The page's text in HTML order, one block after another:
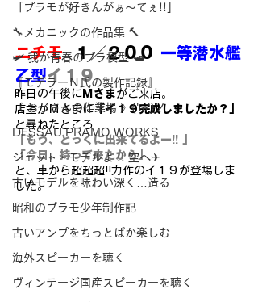
「プラモが好きんがぁ～てぇ!!」
🔧メカニックの作品集 🔨
🛩 我が青春のプラ模型 🛥
『モデラーＮ氏の製作記録』
《 おっさんの作業場 》('ω')ノ
DESSAU PRAMO WORKS
ジェット・モデルよ !! 空へ✈
古いモデルを味わい深く…造る
昭和のプラモ少年制作記
古いアンプをちっとばか楽しむ
海外スピーカーを聴く
ヴィンテージ国産スピーカーを聴く
ニチモ １／２００ 一等潜水艦
乙型イ１９
昨日の午後に Ｍさま がご来店。
店主がＭさまに「イ１９完成しましたか？」
と尋ねたところ
「もう、とっくに出来てるよー!! 」
「今日、持って来たから」
と、車から超超超!!力作のイ１９が登場しま
した。